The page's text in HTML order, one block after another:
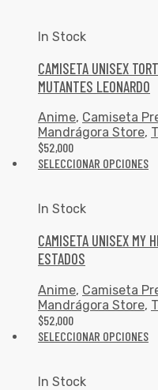
In Stock
CAMISETA UNISEX
MUTANTES LEONARDO
Anime, Camiseta
Mandrágora Store,
$52,000
SELECCIONAR OPCIONES
In Stock
CAMISETA UNISEX MY
ESTADOS
Anime, Camiseta
Mandrágora Store,
$52,000
SELECCIONAR OPCIONES
In Stock